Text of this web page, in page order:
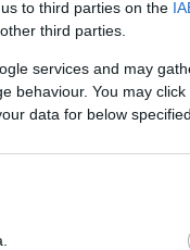
to third parties on the
third parties.
services and may
behaviour. You may
data for below